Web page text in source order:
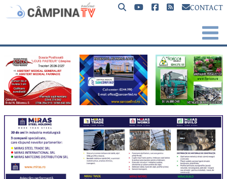
CONTACT